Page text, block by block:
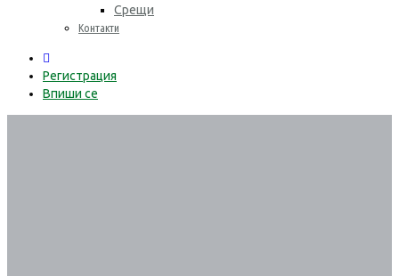
Срещи
Контакти
Регистрация
Впиши се